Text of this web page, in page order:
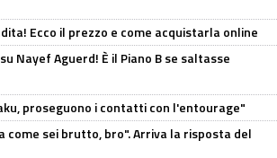
Ecco il prezzo e come acquistarla online
Nayef Aguerd! È il Piano B se saltasse
proseguono i contatti con l'entourage"
come sei brutto, bro". Arriva la risposta del